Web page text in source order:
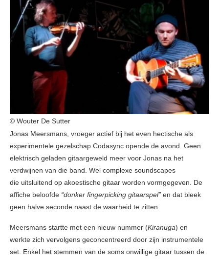
© Wouter De Sutter
Jonas Meersmans, vroeger actief bij het even hectische als
experimentele gezelschap Codasync opende de avond. Geen
elektrisch geladen gitaargeweld meer voor Jonas na het
verdwijnen van die band. Wel complexe soundscapes
die uitsluitend op akoestische gitaar worden vormgegeven. De
affiche beloofde “donker fingerpicking gitaarspel” en dat bleek
geen halve seconde naast de waarheid te zitten.
Meersmans startte met een nieuw nummer (Kiranuga) en
werkte zich vervolgens geconcentreerd door zijn instrumentele
set. Enkel het stemmen van de soms onwillige gitaar tussen de